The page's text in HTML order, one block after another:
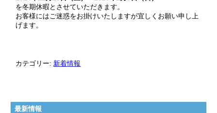
を冬期休暇とさせていただきます。
お客様にはご迷惑をお掛けいたしますが宜しくお願い申し上
げます。
カテゴリー: 新着情報
最新情報